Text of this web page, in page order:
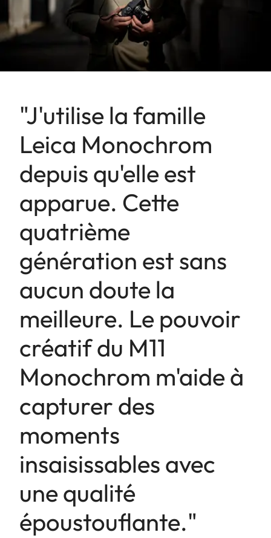
"J'utilise la famille
Leica Monochrom
depuis qu'elle est
apparue. Cette
quatrième
génération est sans
aucun doute la
meilleure. Le pouvoir
créatif du M11
Monochrom m'aide à
capturer des
moments
insaisissables avec
une qualité
époustouflante."